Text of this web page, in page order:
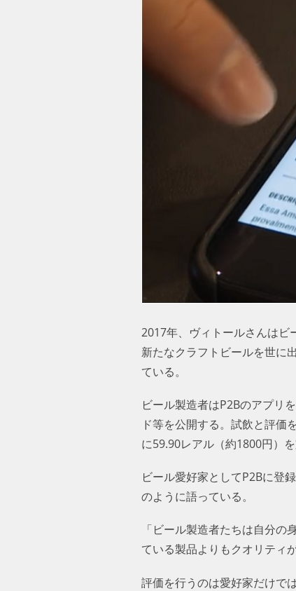
2017年、ヴィトールさんはビ
新たなクラフトビールを世に
ている。
ビール製造者はP2Bのアプリ
ド等を公開する。試飲と評価
に59.90レアル（約1800円）
ビール愛好家としてP2Bに登
のように語っている。
「ビール製造者たちは自分
ている製品よりもクオリティ
評価を行うのは愛好家だけで